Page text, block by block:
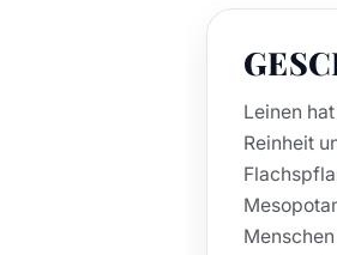
Leinen
Reinheit